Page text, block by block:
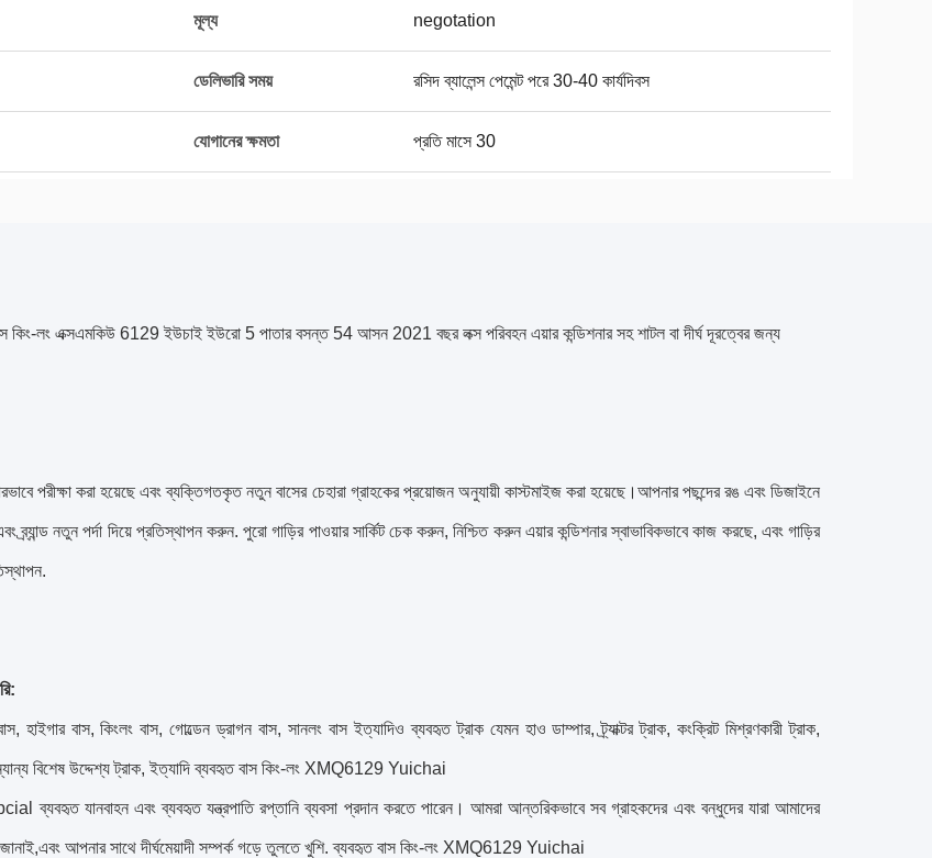
মূল্য negotation
ডেলিভারি সময় রসিদ ব্যালেন্স পেমেন্ট পরে 30-40 কার্যদিবস
যোগানের ক্ষমতা প্রতি মাসে 30
কিং-লং এক্সএমকিউ 6129 ইউচাই ইউরো 5 পাতার বসন্ত 54 আসন 2021 বছর লক্স পরিবহন এয়ার কন্ডিশনার সহ শাটল বা দীর্ঘ দূরত্বের জন্য
পরীক্ষা করা হয়েছে এবং ব্যক্তিগতকৃত নতুন বাসের চেহারা গ্রাহকের প্রয়োজন অনুযায়ী কাস্টমাইজ করা হয়েছে।আপনার পছন্দের রঙ এবং ডিজাইনে
ব্র্যান্ড নতুন পর্দা দিয়ে প্রতিস্থাপন করুন. পুরো গাড়ির পাওয়ার সার্কিট চেক করুন, নিশ্চিত করুন এয়ার কন্ডিশনার স্বাভাবিকভাবে কাজ করছে, এবং গাড়ির
হাইগার বাস, কিংলং বাস, গোল্ডেন ড্রাগন বাস, সানলং বাস ইত্যাদিও ব্যবহৃত ট্রাক যেমন হাও ডাম্পার, ট্র্যাক্টর ট্রাক, কংক্রিট মিশ্রণকারী ট্রাক,
বিশেষ উদ্দেশ্য ট্রাক, ইত্যাদি ব্যবহৃত বাস কিং-লং XMQ6129 Yuichai
ব্যবহৃত যানবাহন এবং ব্যবহৃত যন্ত্রপাতি রপ্তানি ব্যবসা প্রদান করতে পারেন। আমরা আন্তরিকভাবে সব গ্রাহকদের এবং বন্ধুদের যারা আমাদের
আপনার সাথে দীর্ঘমেয়াদী সম্পর্ক গড়ে তুলতে খুশি. ব্যবহৃত বাস কিং-লং XMQ6129 Yuichai